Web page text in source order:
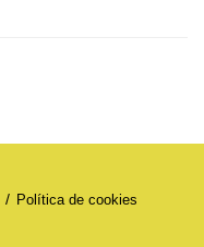
Política de cookies